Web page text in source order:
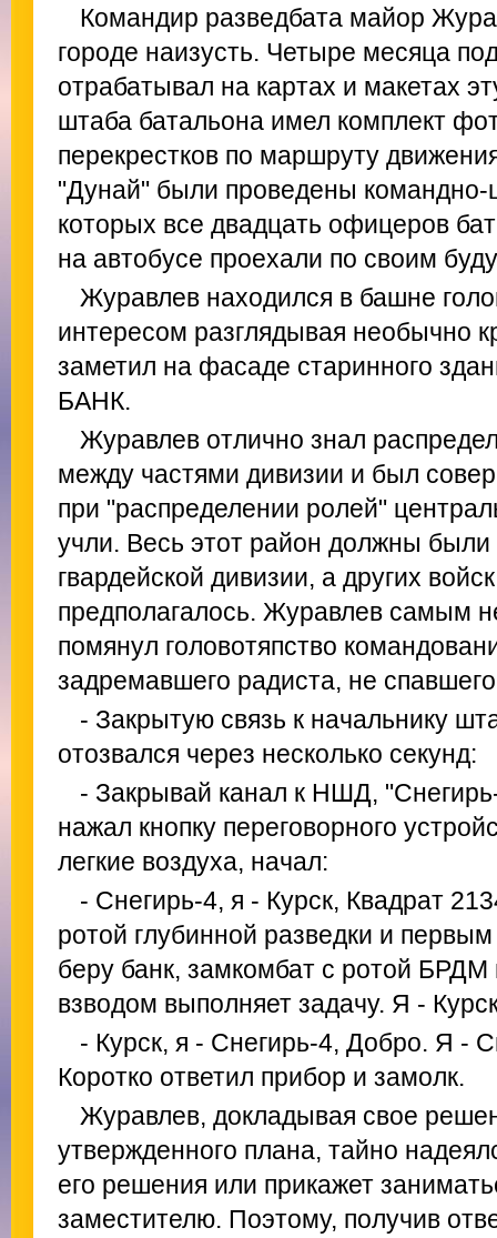
Командир разведбата майор
городе наизусть. Четыре месяца
отрабатывал на картах и макетах
штаба батальона имел комплект
перекрестков по маршруту
"Дунай" были проведены
которых все двадцать офицеров
на автобусе проехали по своим
Журавлев находился в башне
интересом разглядывая необычно
заметил на фасаде старинного
БАНК.
Журавлев отлично знал
между частями дивизии и был
при "распределении ролей"
учли. Весь этот район должны были
гвардейской дивизии, а других
предполагалось. Журавлев самым
помянул головотяпство
задремавшего радиста, не
- Закрытую связь к начальнику
отозвался через несколько секунд:
- Закрывай канал к НШД,
нажал кнопку переговорного
легкие воздуха, начал:
- Снегирь-4, я - Курск, Квадрат
ротой глубинной разведки и
беру банк, замкомбат с ротой
взводом выполняет задачу. Я -
- Курск, я - Снегирь-4, Добро. Я -
Коротко ответил прибор и замолк.
Журавлев, докладывая свое
утвержденного плана, тайно
его решения или прикажет
заместителю. Поэтому, получив